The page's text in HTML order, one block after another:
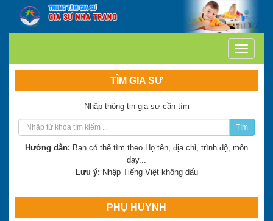
TÌM GIA SƯ
Nhập thông tin gia sư cần tìm
Tìm
Hướng dẫn: Bạn có thể tìm theo Họ tên, địa chỉ, trình độ, môn
dạy...
Lưu ý: Nhập Tiếng Việt không dấu
PHỤ HUYNH
Trần Thị Minh Thư